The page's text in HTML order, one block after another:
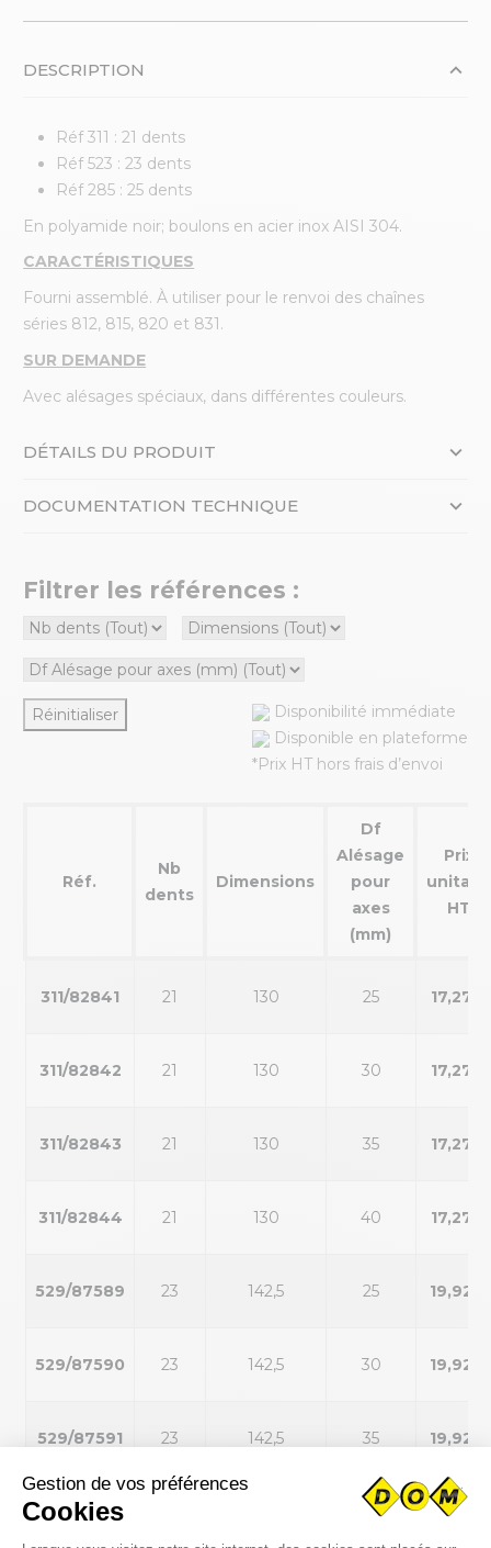
DESCRIPTION
Réf 311 : 21 dents
Réf 523 : 23 dents
Réf 285 : 25 dents
En polyamide noir; boulons en acier inox AISI 304.
CARACTÉRISTIQUES
Fourni assemblé. À utiliser pour le renvoi des chaînes
séries 812, 815, 820 et 831.
SUR DEMANDE
Avec alésages spéciaux, dans différentes couleurs.
DÉTAILS DU PRODUIT
DOCUMENTATION TECHNIQUE
Filtrer les références :
Réinitialiser
Disponibilité immédiate
Disponible en plateforme
*Prix HT hors frais d’envoi
Réf.
Nb
dents
Dimensions
Df
Alésage
pour
axes
(mm)
Prix
HT
311/82841 21 130 25 17,27 €
311/82842 21 130 30 17,27 €
311/82843 21 130 35 17,27 €
311/82844 21 130 40 17,27 €
529/87589 23 142,5 25 19,92 €
529/87590 23 142,5 30 19,92 €
529/87591 23 142,5 35 19,92 €
529/87592 40 19,92 €